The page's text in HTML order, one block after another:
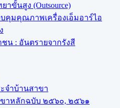
าขั้นสูง (Outsource)
คุมคุณภาพเครื่องเอ็มอาร์ไอ
น : อันตรายจากรังสี
จำบ้านสาขา
าหลักฉบับ ๒๕๖๐, ๒๕๖๑